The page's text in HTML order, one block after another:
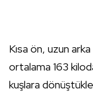
Kısa ön, uzun
ortalama 163
kuşlara